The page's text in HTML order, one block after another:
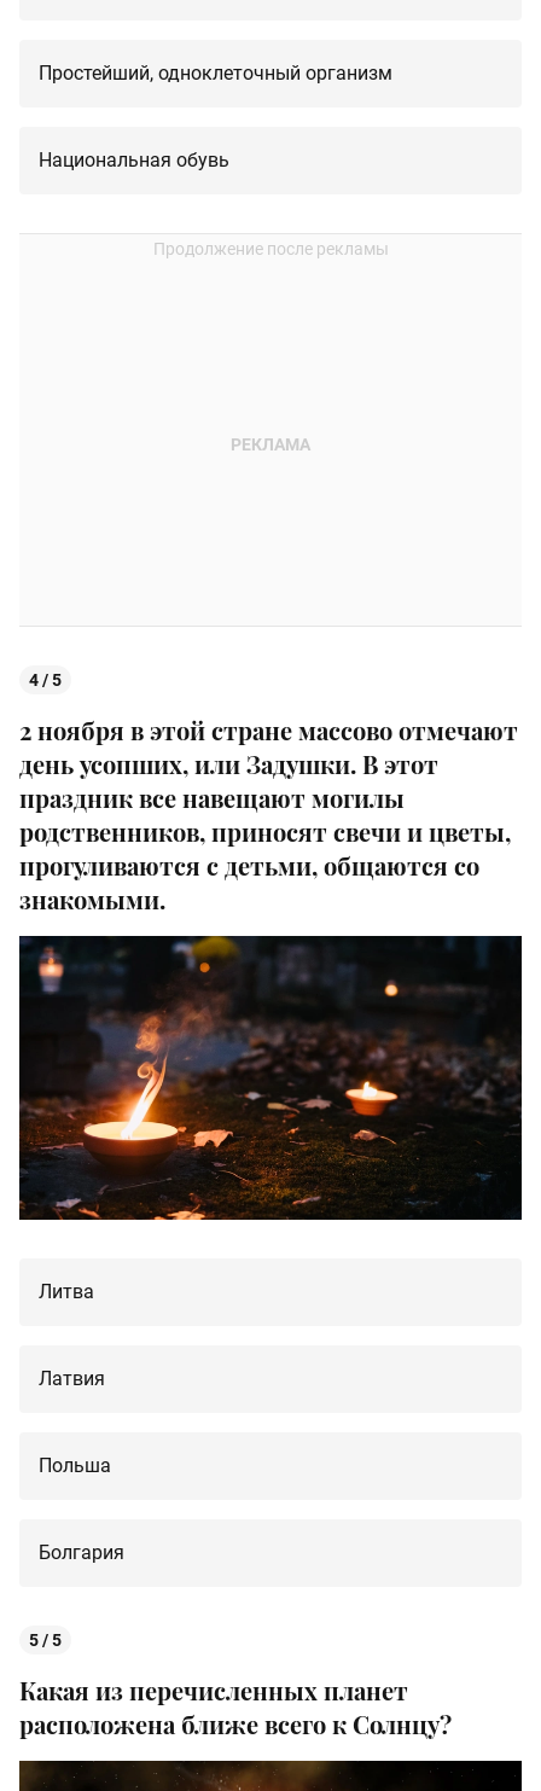
Простейший, одноклеточный организм
Национальная обувь
4 / 5
2 ноября в этой стране массово отмечают
день усопших, или Задушки. В этот
праздник все навещают могилы
родственников, приносят свечи и цветы,
прогуливаются с детьми, общаются со
знакомыми.
Литва
Латвия
Польша
Болгария
5 / 5
Какая из перечисленных планет
расположена ближе всего к Солнцу?